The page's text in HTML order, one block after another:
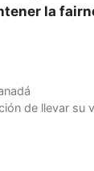
la
de llevar su